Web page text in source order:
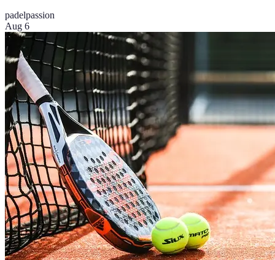
padelpassion
Aug 6